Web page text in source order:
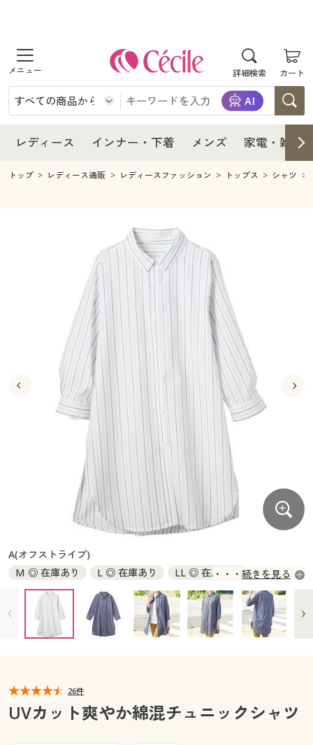
詳細検索 カート
商品を探す
レディース
レディースファッション
インナー・下着
インナー・下着通販すべて
ジュニア・ティーンズ下着
メンズ
メンズファッション
キッチン・雑貨・日用品
寝具・インテリア・家具
寝具・インテリア・家具通販すべて
寝具・ベッド
カーテン・ラグ・ファブリック
美容・健康通販すべて
美容・健康・サプリメント
制服・スクール
制服・スクールすべて
制服・学生服
ジュニア・ティーンズ下着
大きいサイズ
大きいサイズ通販すべて
大きいサイズ レディース服
大きいサイズ レディース下着
大きいサイズ メンズ
大きいサイズ 事務・制服
バーゲン
シークレットセール
商品カテゴリ一覧
カタログ・チラシからのご注文
デジタルカタログ
カタログ無料プレゼント
マイページ
レディース インナー・下着 メンズ 家電・雑貨
レディース
レディース通販すべて
レディースファッション
インナー・下着
インナー・下着通販すべて
ジュニア・ティーンズ下着
メンズ
キッチン・雑貨・日用品
寝具・インテリア・家具通販すべて
寝具・ベッド
カーテン・ラグ・ファブリック
美容・健康通販すべて
美容・健康・サプリメント
制服・スクール
制服・スクールすべて
制服・学生服
ジュニア・ティーンズ下着
大きいサイズ
大きいサイズ通販すべて
大きいサイズ レディース服
大きいサイズ レディース下着
大きいサイズ メンズ
大きいサイズ 事務・制服
バーゲン
バーゲンセール
シークレットセール
詳細検索
商品カテゴリ一覧
カタログ・チラシからのご注文
カタログ無料プレゼント
会員メニュー
閲覧履歴
トップ レディース通販 レディースファッション トップス シャツ
A(オフストライプ)
M ◎ 在庫あり
L ◎ 在庫あり
LL ◎ 在庫あり
3L ◎ 在庫あり
続きを見る
26件
UVカット爽やか綿混チュニックシャツ